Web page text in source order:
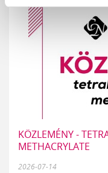
KÖZLEMÉNY -
METHACRYLATE
2026-07-14